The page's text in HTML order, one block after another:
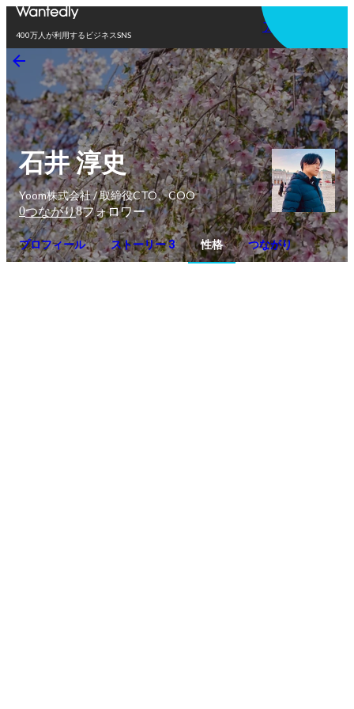
400万人が利用するビジネスSNS
アプリを使う
石井 淳史
Yoom株式会社 / 取締役CTO、COO
0つながり8フォロワー
プロフィール ストーリー 3 性格 つながり